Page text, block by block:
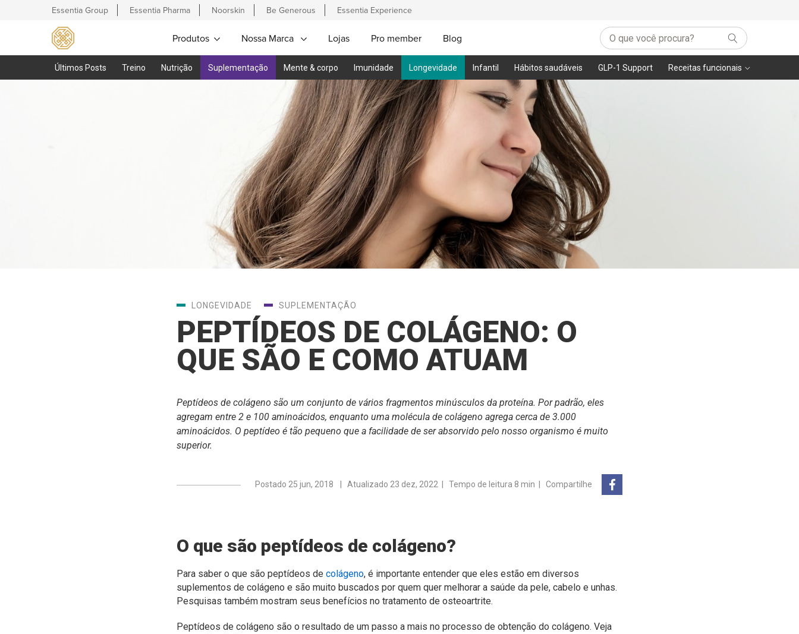
Essentia Group Essentia Pharma Noorskin Be Generous Essentia Experience
Produtos Nossa Marca Lojas Pro member Blog
Últimos Posts Treino Nutrição Suplementação Mente & corpo Imunidade Longevidade Infantil Hábitos saudáveis GLP-1 Support Receitas funcionais
LONGEVIDADE SUPLEMENTAÇÃO
PEPTÍDEOS DE COLÁGENO: O
QUE SÃO E COMO ATUAM
Peptídeos de colágeno são um conjunto de vários fragmentos minúsculos da proteína. Por padrão, eles
agregam entre 2 e 100 aminoácidos, enquanto uma molécula de colágeno agrega cerca de 3.000
aminoácidos. O peptídeo é tão pequeno que a facilidade de ser absorvido pelo nosso organismo é muito
superior.
Postado 25 jun, 2018 | Atualizado 23 dez, 2022 | Tempo de leitura 8 min Compartilhe
O que são peptídeos de colágeno?
Para saber o que são peptídeos de colágeno, é importante entender que eles estão em diversos
suplementos de colágeno e são muito buscados por quem quer melhorar a saúde da pele, cabelo e unhas.
Pesquisas também mostram seus benefícios no tratamento de osteoartrite.
Peptídeos de colágeno são o resultado de um passo a mais no processo de obtenção do colágeno. Veja